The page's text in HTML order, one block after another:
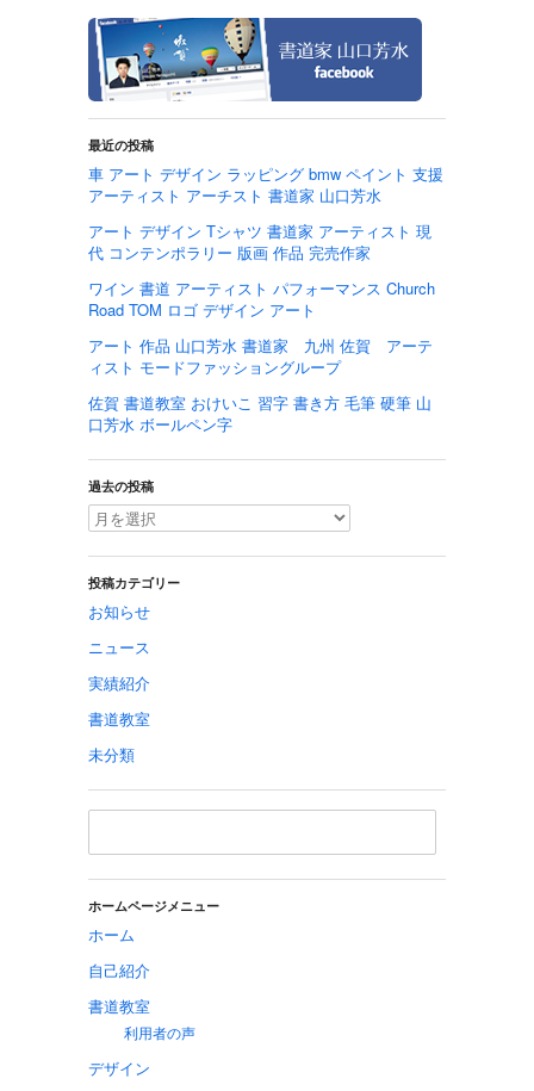
最近の投稿
車 アート デザイン ラッピング bmw ペイント 支援
アーティスト アーチスト 書道家 山口芳水
アート デザイン Tシャツ 書道家 アーティスト 現
代 コンテンポラリー 版画 作品 完売作家
ワイン 書道 アーティスト パフォーマンス Church
Road TOM ロゴ デザイン アート
アート 作品 山口芳水 書道家 九州 佐賀 アーテ
ィスト モードファッショングループ
佐賀 書道教室 おけいこ 習字 書き方 毛筆 硬筆 山
口芳水 ボールペン字
過去の投稿
投稿カテゴリー
お知らせ
ニュース
実績紹介
書道教室
未分類
ホームページメニュー
ホーム
自己紹介
書道教室
利用者の声
デザイン